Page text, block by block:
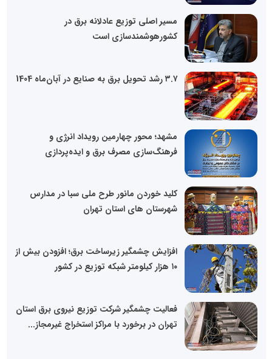
مسیر اصلی توزیع عادلانه برق در
کشورهوشمندسازی است
۳.۷ رشد تحویل برق به صنایع در آبان‌ماه 1404
مشهد؛ محور چهارمین رویداد انرژی و
فرهنگ‌سازی مصرف برق و ایده‌پردازی
کلید خوردن مانور طرح ملی سبا در مدارس
شهرستان های استان تهران
افزایش چشمگیر زیرساخت برق؛ افزودن بیش از
۱۰ هزار کیلومتر شبکه توزیع در کشور
فعالیت چشمگیر شرکت توزیع نیروی برق استان
تهران در برخورد با مراکز استخراج غیرمجاز...